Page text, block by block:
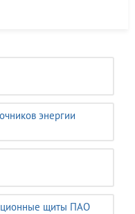
энергии
щиты ПАО